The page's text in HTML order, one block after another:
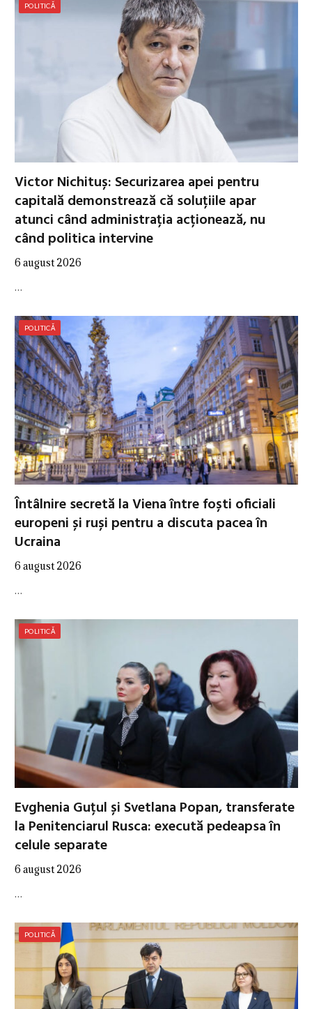
POLITICĂ
Victor Nichituș: Securizarea apei pentru
capitală demonstrează că soluțiile apar
atunci când administrația acționează, nu
când politica intervine
6 august 2026
…
POLITICĂ
Întâlnire secretă la Viena între foști oficiali
europeni și ruși pentru a discuta pacea în
Ucraina
6 august 2026
…
POLITICĂ
Evghenia Guțul și Svetlana Popan, transferate
la Penitenciarul Rusca: execută pedeapsa în
celule separate
6 august 2026
…
POLITICĂ